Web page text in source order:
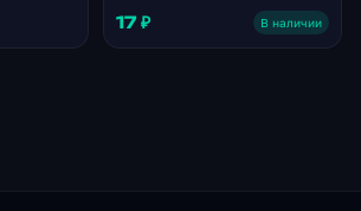
17 ₽ В наличии